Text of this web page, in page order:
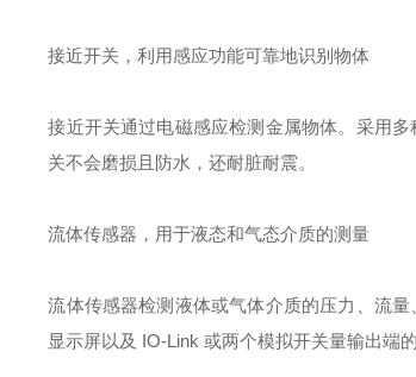
接近开关，利用感应功能可靠地识别物体
接近开关通过电磁感应检测金属物体。采用
关不会磨损且防水，还耐脏耐震。
流体传感器，用于液态和气态介质的测量
流体传感器检测液体或气体介质的压力、流
显示屏以及 IO-Link 或两个模拟开关量输出端的